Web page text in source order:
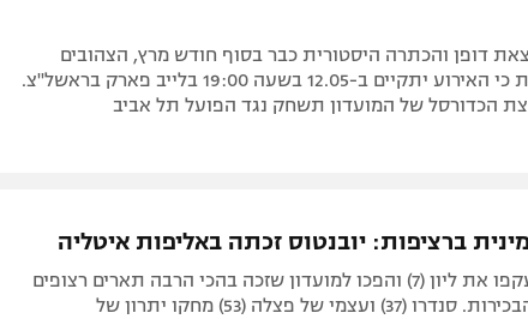
ישראל
באר שבע
ליגה איטלקית
ליגה צרפתית
ליגות נוספות
הפועל ירושלים
דני אבדיה
דופן והכתרה היסטורית כבר בסוף חודש מרץ, הצהובים
הודיעו רשמית כי האירוע יתקיים ב-12.05 בשעה 19:00 בלייב פארק בראשל"צ.
הכדורסל של המועדון תשחק נגד הפועל תל אביב
ברציפות: יובנטוס זכתה באליפות איטליה
הביאנקונרי עקפו את ליון (7) והפכו למועדון שזכה בהכי הרבה תארים רצופים
ב-5 הליגות הבכירות. סנדרו (37) ועצמי של פצלה (53) מחקו יתרון של